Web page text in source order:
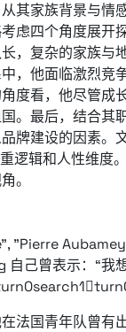
其家族背景与情
虑四个角度展开
，复杂的家族与
，他面临激烈竞
度看，他尽管成
。最后，结合其
牌建设的因素。
逻辑和人性维度
。
己曾表示：“我
法国青年队曾有